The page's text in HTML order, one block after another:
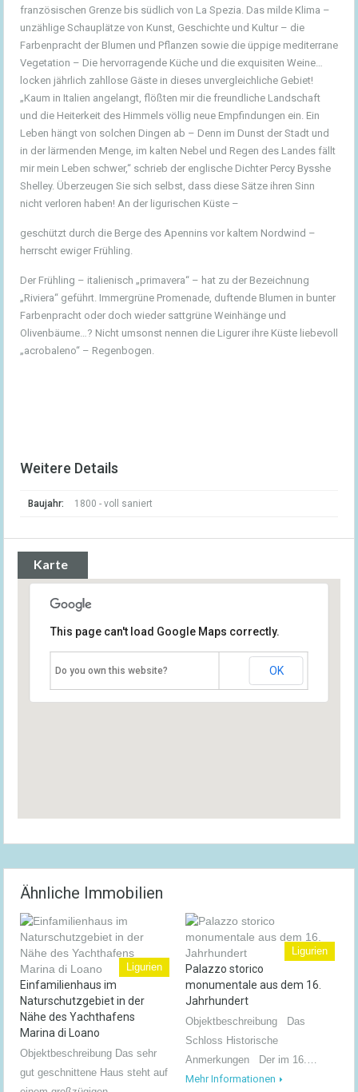
französischen Grenze bis südlich von La Spezia. Das milde Klima –
unzählige Schauplätze von Kunst, Geschichte und Kultur – die
Farbenpracht der Blumen und Pflanzen sowie die üppige mediterrane
Vegetation – Die hervorragende Küche und die exquisiten Weine…
locken jährlich zahllose Gäste in dieses unvergleichliche Gebiet!
„Kaum in Italien angelangt, flößten mir die freundliche Landschaft
und die Heiterkeit des Himmels völlig neue Empfindungen ein. Ein
Leben hängt von solchen Dingen ab – Denn im Dunst der Stadt und
in der lärmenden Menge, im kalten Nebel und Regen des Landes fällt
mir mein Leben schwer,“ schrieb der englische Dichter Percy Bysshe
Shelley. Überzeugen Sie sich selbst, dass diese Sätze ihren Sinn
nicht verloren haben! An der ligurischen Küste –
geschützt durch die Berge des Apennins vor kaltem Nordwind –
herrscht ewiger Frühling.
Der Frühling – italienisch „primavera“ – hat zu der Bezeichnung
„Riviera“ geführt. Immergrüne Promenade, duftende Blumen in bunter
Farbenpracht oder doch wieder sattgrüne Weinhänge und
Olivenbäume…? Nicht umsonst nennen die Ligurer ihre Küste liebevoll
„acrobaleno“ – Regenbogen.
Weitere Details
Baujahr: 1800 - voll saniert
Karte
This page can't load Google Maps correctly.
Do you own this website? OK
Ähnliche Immobilien
Ligurien
Einfamilienhaus im
Naturschutzgebiet in der
Nähe des Yachthafens
Marina di Loano
Objektbeschreibung Das sehr
gut geschnittene Haus steht auf
Ligurien
Palazzo storico
monumentale aus dem 16.
Jahrhundert
Objektbeschreibung Das
Schloss Historische
Anmerkungen Der im 16.…
Mehr Informationen